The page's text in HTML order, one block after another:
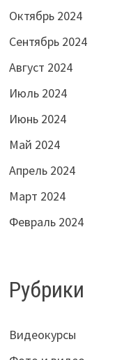
Октябрь 2024
Сентябрь 2024
Август 2024
Июль 2024
Июнь 2024
Май 2024
Апрель 2024
Март 2024
Февраль 2024
Рубрики
Видеокурсы